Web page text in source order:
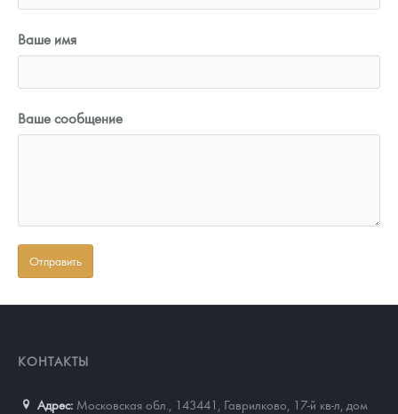
Ваше имя
Ваше сообщение
КОНТАКТЫ
Адрес: Московская обл., 143441
Гаврилково, 17-й кв-л, дом